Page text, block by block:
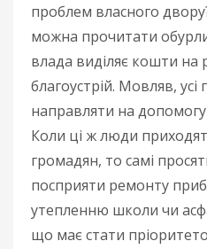
проблем власного
можна прочитати
влада виділяє кошти на
благоустрій. Мовляв, усі
направляти на
Коли ці ж люди
громадян, то самі
посприяти ремонту
утепленню школи чи
що має стати